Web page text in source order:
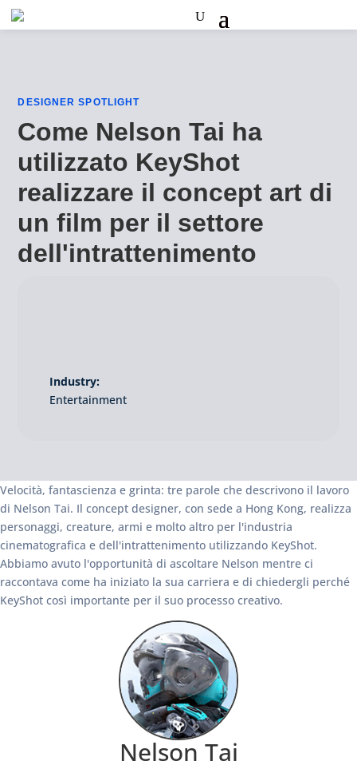
DESIGNER SPOTLIGHT
Come Nelson Tai ha
utilizzato KeyShot
realizzare il concept art di
un film per il settore
dell'intrattenimento
Industry:
Entertainment
Velocità, fantascienza e grinta: tre parole che descrivono il lavoro
di Nelson Tai. Il concept designer, con sede a Hong Kong, realizza
personaggi, creature, armi e molto altro per l'industria
cinematografica e dell'intrattenimento utilizzando KeyShot.
Abbiamo avuto l'opportunità di ascoltare Nelson mentre ci
raccontava come ha iniziato la sua carriera e di chiedergli perché
KeyShot così importante per il suo processo creativo.
Nelson Tai